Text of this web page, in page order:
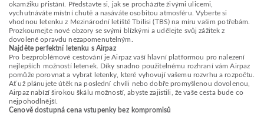
okamžiku přistání. Představte si, jak se procházíte živými ulicemi,
vychutnáváte místní chutě a nasáváte osobitou atmosféru. Vyberte si
vhodnou letenku z Mezinárodní letiště Tbilisi (TBS) na míru vašim potřebám.
Prozkoumejte nové obzory se svými blízkými a udělejte svůj zážitek z
dovolené opravdu nezapomenutelným.
Najděte perfektní letenku s Airpaz
Pro bezproblémové cestování je Airpaz vaší hlavní platformou pro nalezení
nejlepších možností letenek. Díky snadno použitelnému rozhraní vám Airpaz
pomůže porovnat a vybrat letenky, které vyhovují vašemu rozvrhu a rozpočtu.
Ať už plánujete útěk na poslední chvíli nebo dobře promyšlenou dovolenou,
Airpaz nabízí širokou škálu možností, abyste zajistili, že vaše cesta bude co
nejpohodlnější.
Cenově dostupná cena vstupenky bez kompromisů